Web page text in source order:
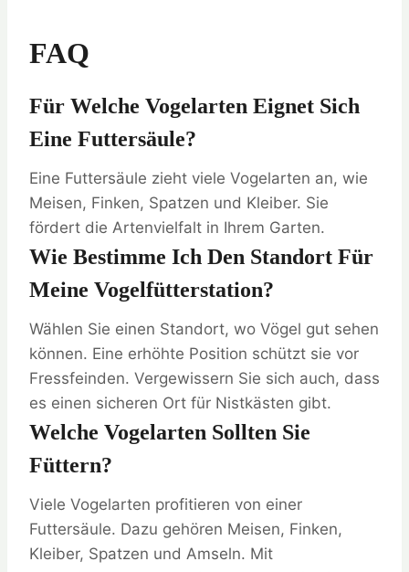
FAQ
Für Welche Vogelarten Eignet Sich
Eine Futtersäule?
Eine Futtersäule zieht viele Vogelarten an, wie
Meisen, Finken, Spatzen und Kleiber. Sie
fördert die Artenvielfalt in Ihrem Garten.
Wie Bestimme Ich Den Standort Für
Meine Vogelfütterstation?
Wählen Sie einen Standort, wo Vögel gut sehen
können. Eine erhöhte Position schützt sie vor
Fressfeinden. Vergewissern Sie sich auch, dass
es einen sicheren Ort für Nistkästen gibt.
Welche Vogelarten Sollten Sie
Füttern?
Viele Vogelarten profitieren von einer
Futtersäule. Dazu gehören Meisen, Finken,
Kleiber, Spatzen und Amseln. Mit